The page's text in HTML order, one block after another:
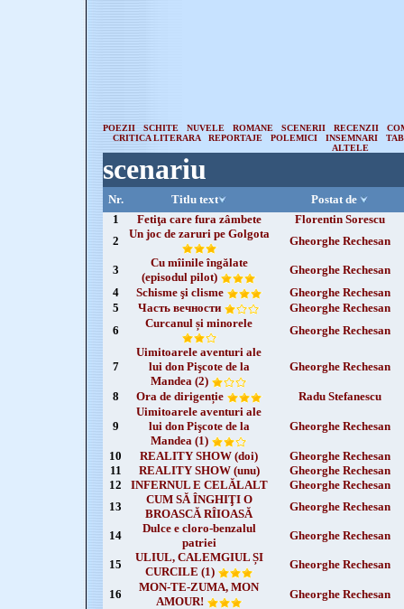
POEZII SCHITE NUVELE ROMANE SCENERII RECENZII
CRITICA LITERARA
REPORTAJE POLEMICI INSEMNARI
ALTELE
scenariu
Nr. Titlu text
Postat de
1
Fetiţa care fura zâmbete
Florentin Sorescu
2
Un joc de zaruri pe Golgota
Gheorghe Rechesan
3
Cu mîinile îngălate
(episodul pilot)
Gheorghe Rechesan
4
Schisme şi clisme
Gheorghe Rechesan
5
Часть вечности
Gheorghe Rechesan
6
Curcanul și minorele
Gheorghe Rechesan
7
Uimitoarele aventuri ale
lui don Pişcote de la
Mandea (2)
Gheorghe Rechesan
8 Ora de dirigenție Radu Stefanescu
9
Uimitoarele aventuri ale
lui don Pişcote de la
Mandea (1)
Gheorghe Rechesan
10 REALITY SHOW (doi)
Gheorghe Rechesan
11
REALITY SHOW (unu)
Gheorghe Rechesan
12
INFERNUL E CELĂLALT
Gheorghe Rechesan
13
CUM SĂ ÎNGHIŢI O
BROASCĂ RÎIOASĂ
Gheorghe Rechesan
14
Dulce e cloro-benzalul
patriei
Gheorghe Rechesan
15
ULIUL, CALEMGIUL ȘI
CURCILE (1)
Gheorghe Rechesan
16
MON-TE-ZUMA, MON
AMOUR!
Gheorghe Rechesan